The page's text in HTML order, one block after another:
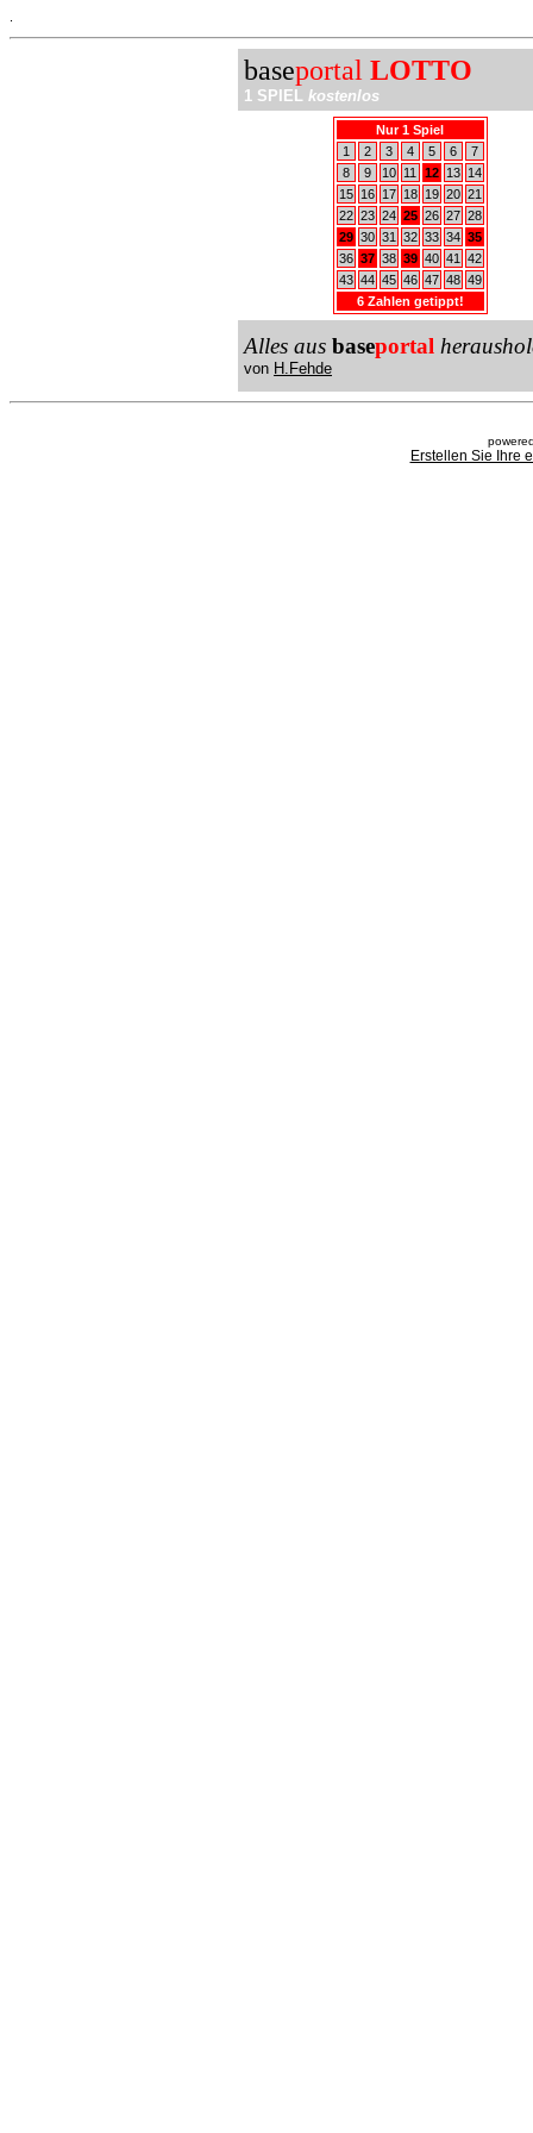
baseportal LOTTO
1 SPIEL kostenlos
Nur 1 Spiel
1
2 3 4 5 6
7
8
9 10 11 12 13
14
15
16 17 18 19 20 21
22 23 24 25 26 27 28
29 30 31 32 33 34 35
36 37 38 39 40 41
42
43 44 45 46 47 48 49
6 Zahlen getippt!
Alles aus baseportal
von H.Fehde
Erstellen Sie Ihre